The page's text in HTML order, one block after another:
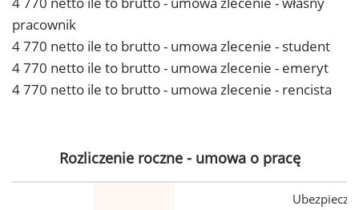
pracownik
4 770 netto ile to brutto - umowa zlecenie - student
4 770 netto ile to brutto - umowa zlecenie - emeryt
4 770 netto ile to brutto - umowa zlecenie - rencista
Rozliczenie roczne - umowa o pracę